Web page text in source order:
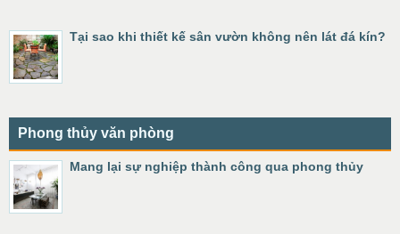
Tại sao khi thiết kế sân vườn không nên lát đá kín?
Phong thủy văn phòng
Mang lại sự nghiệp thành công qua phong thủy